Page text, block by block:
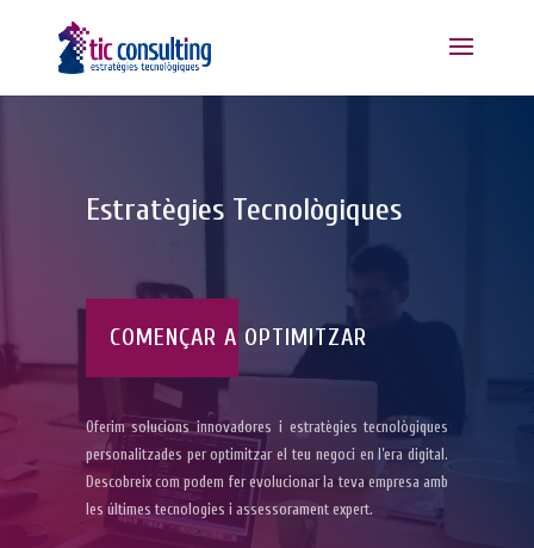
Estratègies Tecnològiques
COMENÇAR A OPTIMITZAR
Oferim solucions innovadores i estratègies tecnològiques
personalitzades per optimitzar el teu negoci en l’era digital.
Descobreix com podem fer evolucionar la teva empresa amb
les últimes tecnologies i assessorament expert.